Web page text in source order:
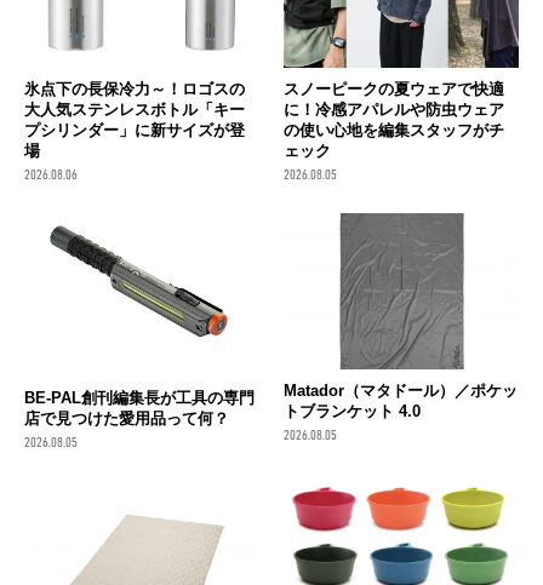
氷点下の長保冷力～！ロゴスの
大人気ステンレスボトル「キー
プシリンダー」に新サイズが登
場
2026.08.06
スノーピークの夏ウェアで快適
に！冷感アパレルや防虫ウェア
の使い心地を編集スタッフがチ
ェック
2026.08.05
BE-PAL創刊編集長が工具の専門
店で見つけた愛用品って何？
2026.08.05
Matador（マタドール）／ポケッ
トブランケット 4.0
2026.08.05